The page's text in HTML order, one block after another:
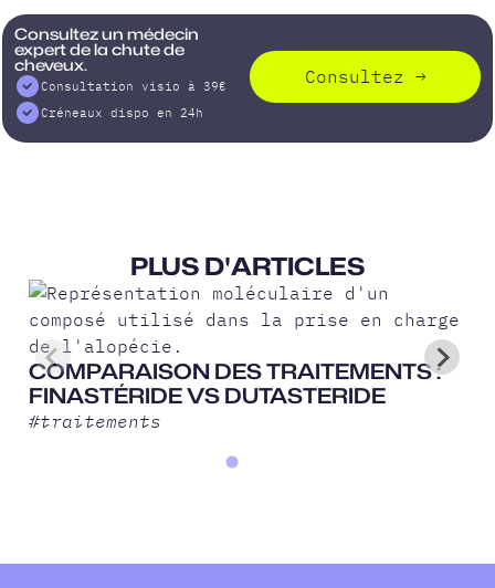
Consultez un médecin
expert de la chute de
cheveux.
Consultation visio à 39€
Créneaux dispo en 24h
Consultez →
PLUS D'ARTICLES
COMPARAISON DES TRAITEMENTS :
FINASTÉRIDE VS DUTASTERIDE
#traitements